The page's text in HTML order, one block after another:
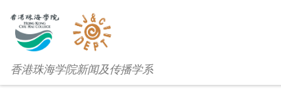
香港珠海学院新闻及传播学系